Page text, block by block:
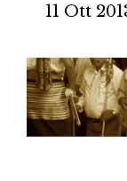
11 Ott